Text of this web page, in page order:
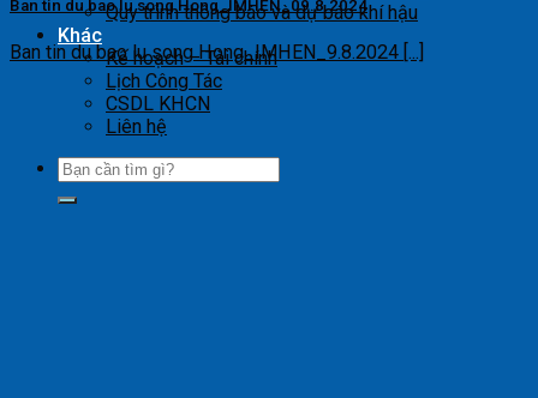
Quy trình thông báo và dự báo khí hậu
Khác
Kế hoạch – Tài chính
Lịch Công Tác
CSDL KHCN
Liên hệ
Ban tin du bao lu song Hong_IMHEN_09.8.2024
Ban tin du bao lu song Hong_IMHEN_9.8.2024 [...]